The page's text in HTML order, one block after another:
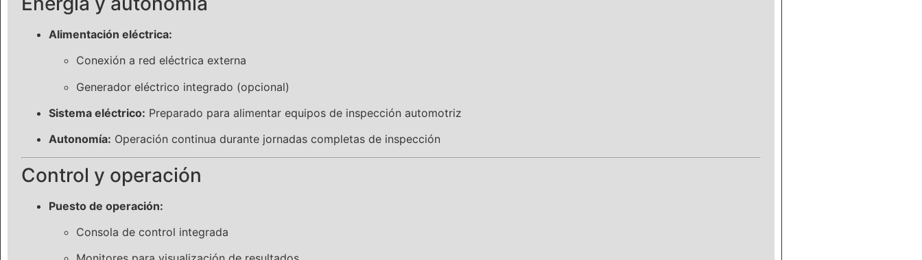
Alimentación eléctrica:
Conexión a red eléctrica externa
Generador eléctrico integrado (opcional)
Sistema eléctrico: Preparado para alimentar equipos de inspección automotriz
Autonomía: Operación continua durante jornadas completas de inspección
Control y operación
Puesto de operación:
Consola de control integrada